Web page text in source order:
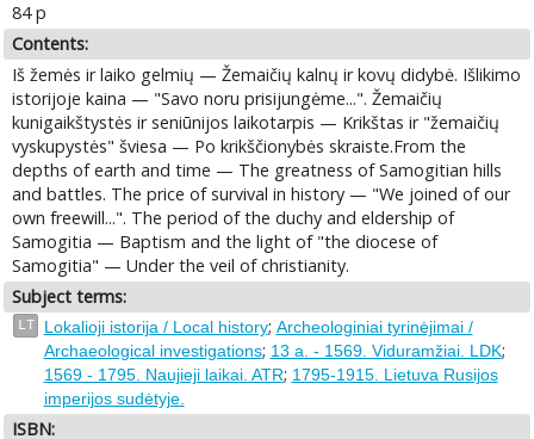
84 p
Contents:
Iš žemės ir laiko gelmių — Žemaičių kalnų ir kovų didybė. Išlikimo
istorijoje kaina — "Savo noru prisijungėme...". Žemaičių
kunigaikštystės ir seniūnijos laikotarpis — Krikštas ir "žemaičių
vyskupystės" šviesa — Po krikščionybės skraiste.From the
depths of earth and time — The greatness of Samogitian hills
and battles. The price of survival in history — "We joined of our
own freewill...". The period of the duchy and eldership of
Samogitia — Baptism and the light of "the diocese of
Samogitia" — Under the veil of christianity.
Subject terms:
LT Lokalioji istorija / Local history; Archeologiniai tyrinėjimai /
Archaeological investigations; 13 a. - 1569. Viduramžiai. LDK;
1569 - 1795. Naujieji laikai. ATR; 1795-1915. Lietuva Rusijos
imperijos sudėtyje.
ISBN: